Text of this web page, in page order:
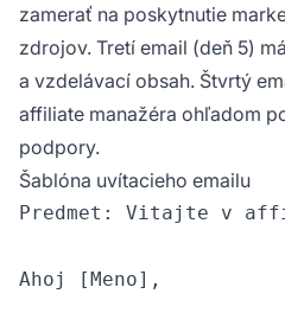
zamerať na poskytnutie
zdrojov. Tretí email (deň 5)
a vzdelávací obsah. Štvrtý
affiliate manažéra ohľadom
podpory.
Šablóna uvítacieho emailu
Predmet: Vitajte v
Ahoj [Meno],